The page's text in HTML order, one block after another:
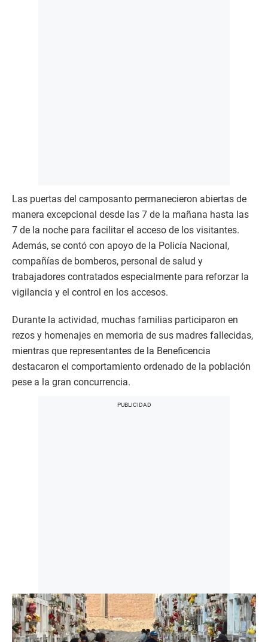
Las puertas del camposanto permanecieron abiertas de
manera excepcional desde las 7 de la mañana hasta las
7 de la noche para facilitar el acceso de los visitantes.
Además, se contó con apoyo de la Policía Nacional,
compañías de bomberos, personal de salud y
trabajadores contratados especialmente para reforzar la
vigilancia y el control en los accesos.
Durante la actividad, muchas familias participaron en
rezos y homenajes en memoria de sus madres fallecidas,
mientras que representantes de la Beneficencia
destacaron el comportamiento ordenado de la población
pese a la gran concurrencia.